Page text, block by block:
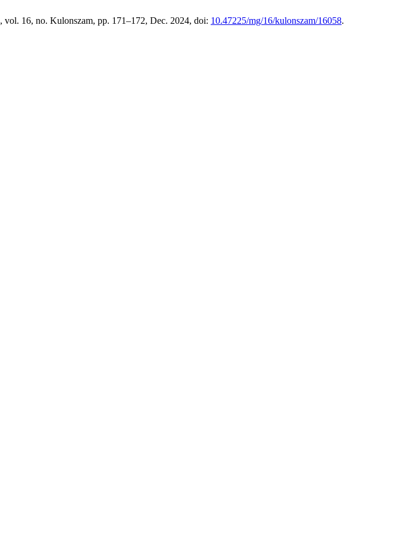
, vol. 16, no. Kulonszam, pp. 171–172, Dec. 2024, doi: 10.47225/mg/16/kulonszam/16058.